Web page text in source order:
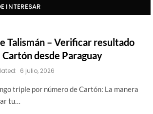
INTERESAR
Talismán – Verificar resultado
desde Paraguay
6 julio, 2026
triple por número de Cartón: La manera
tu…